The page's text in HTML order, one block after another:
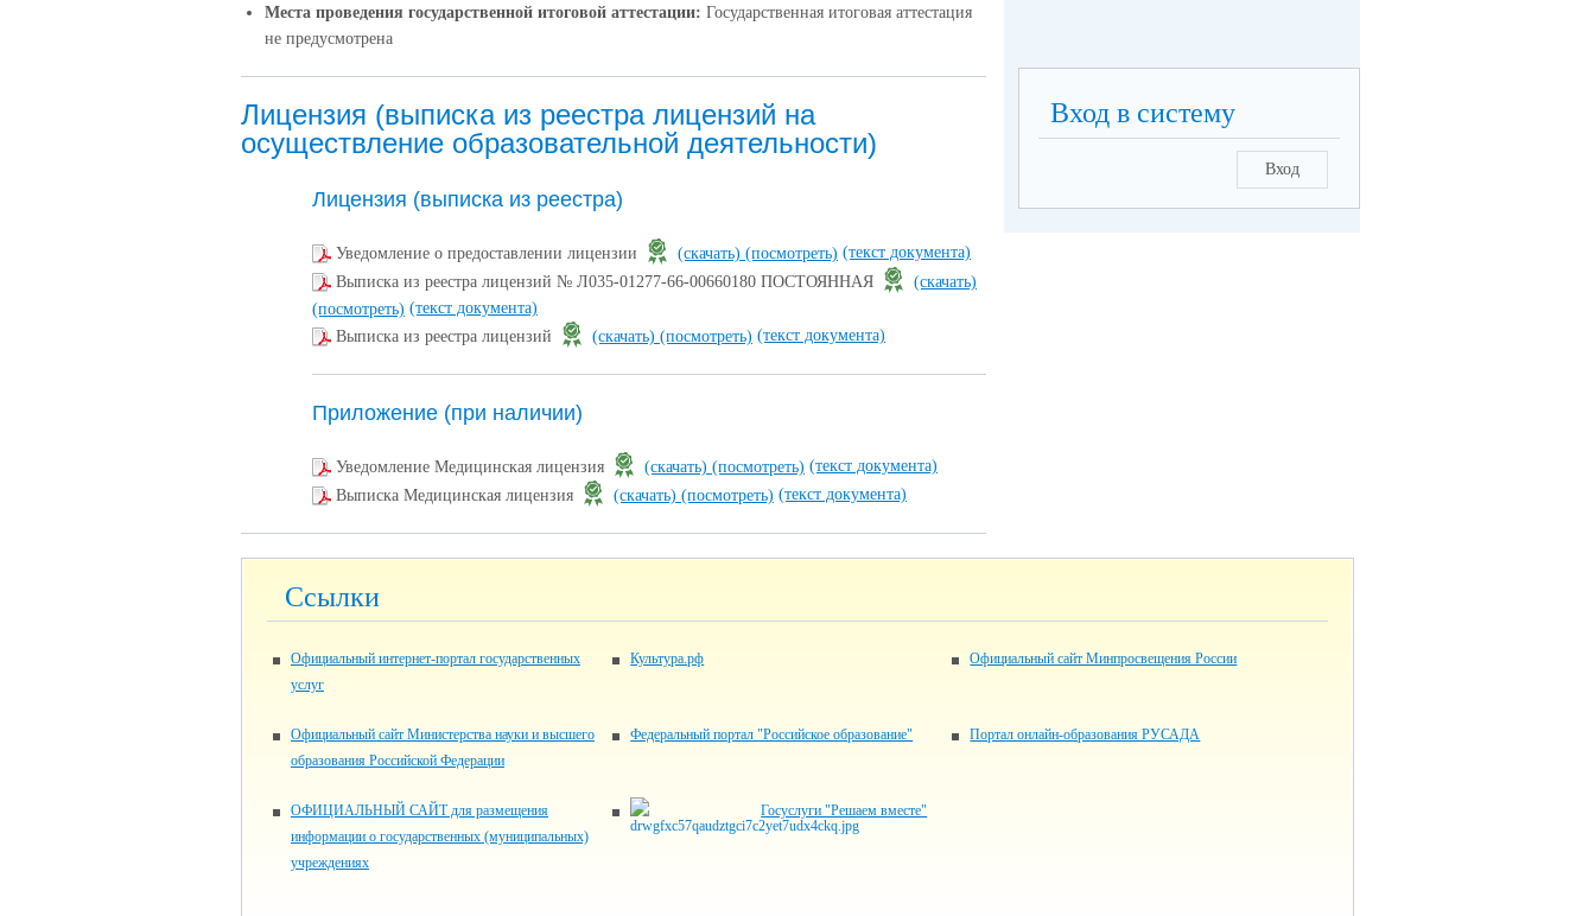
Места проведения государственной итоговой аттестации: Государственная итоговая аттестация
не предусмотрена
Лицензия (выписка из реестра лицензий на
осуществление образовательной деятельности)
Лицензия (выписка из реестра)
Уведомление о предоставлении лицензии (скачать) (посмотреть) (текст документа)
Выписка из реестра лицензий № Л035-01277-66-00660180 ПОСТОЯННАЯ
(скачать)
(посмотреть) (текст документа)
Выписка из реестра лицензий
(скачать) (посмотреть) (текст документа)
Приложение (при наличии)
Уведомление Медицинская лицензия (скачать) (посмотреть) (текст документа)
Выписка Медицинская лицензия
(скачать) (посмотреть) (текст документа)
Вход в систему
Вход
Ссылки
Официальный интернет-портал государственных
услуг
Культура.рф Официальный сайт Минпросвещения России
Официальный сайт Министерства науки и высшего
образования Российской Федерации
Федеральный портал "Российское образование" Портал онлайн-образования РУСАДА
ОФИЦИАЛЬНЫЙ САЙТ для размещения
информации о государственных (муниципальных)
учреждениях
Госуслуги "Решаем вместе"